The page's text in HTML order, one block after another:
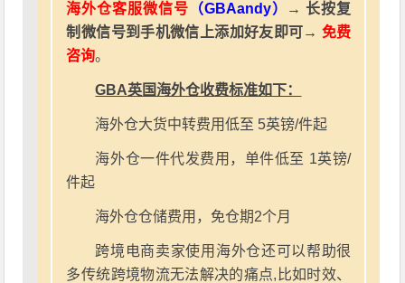
海外仓客服微信号 （GBAandy）
→ 长按复
制微信号到手机微信上添加好友即可→ 免费
咨询。
GBA英国海外仓收费标准如下：
海外仓大货中转费用低至 5英镑/件起
海外仓一件代发费用，单件低至 1英镑/
件起
海外仓仓储费用，免仓期2个月
跨境电商卖家使用海外仓还可以帮助很
多传统跨境物流无法解决的痛点,比如时效、